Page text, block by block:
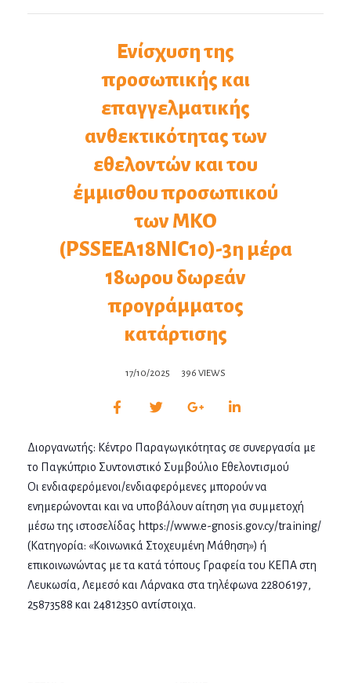
Ενίσχυση της
προσωπικής και
επαγγελματικής
ανθεκτικότητας των
εθελοντών και του
έμμισθου προσωπικού
των ΜΚΟ
(PSSEEΑ18NIC10)-3η μέρα
18ωρου δωρεάν
προγράμματος
κατάρτισης
17/10/2025 396 VIEWS
Διοργανωτής: Κέντρο Παραγωγικότητας σε συνεργασία με
το Παγκύπριο Συντονιστικό Συμβούλιο Εθελοντισμού
Οι ενδιαφερόμενοι/ενδιαφερόμενες μπορούν να
ενημερώνονται και να υποβάλουν αίτηση για συμμετοχή
μέσω της ιστοσελίδας https://www.e-gnosis.gov.cy/training/
(Κατηγορία: «Κοινωνικά Στοχευμένη Μάθηση») ή
επικοινωνώντας με τα κατά τόπους Γραφεία του ΚΕΠΑ στη
Λευκωσία, Λεμεσό και Λάρνακα στα τηλέφωνα 22806197,
25873588 και 24812350 αντίστοιχα.